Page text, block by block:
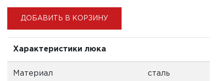
ДОБАВИТЬ В КОРЗИНУ
Характеристики люка
Материал сталь